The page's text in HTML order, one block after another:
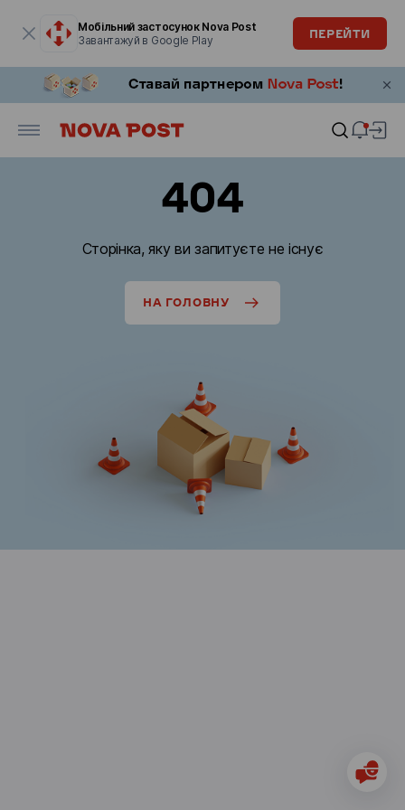
Мобільний застосунок Nova Post
Завантажуй в Google Play
ПЕРЕЙТИ
404
Сторінка, яку ви запитуєте не існує
НА ГОЛОВНУ